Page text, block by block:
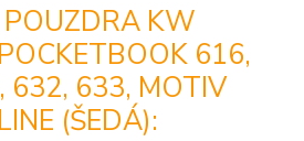
KW
616,
632, 633, MOTIV
(ŠEDÁ):